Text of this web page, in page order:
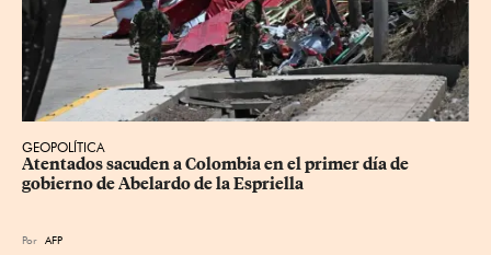
GEOPOLÍTICA
Atentados sacuden a Colombia en el primer día de
gobierno de Abelardo de la Espriella
Por AFP